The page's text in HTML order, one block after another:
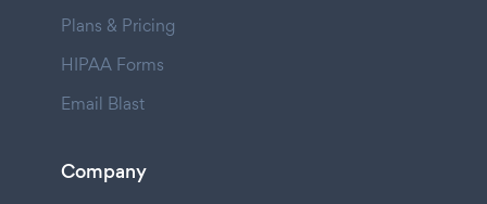
Plans & Pricing
HIPAA Forms
Email Blast
Company